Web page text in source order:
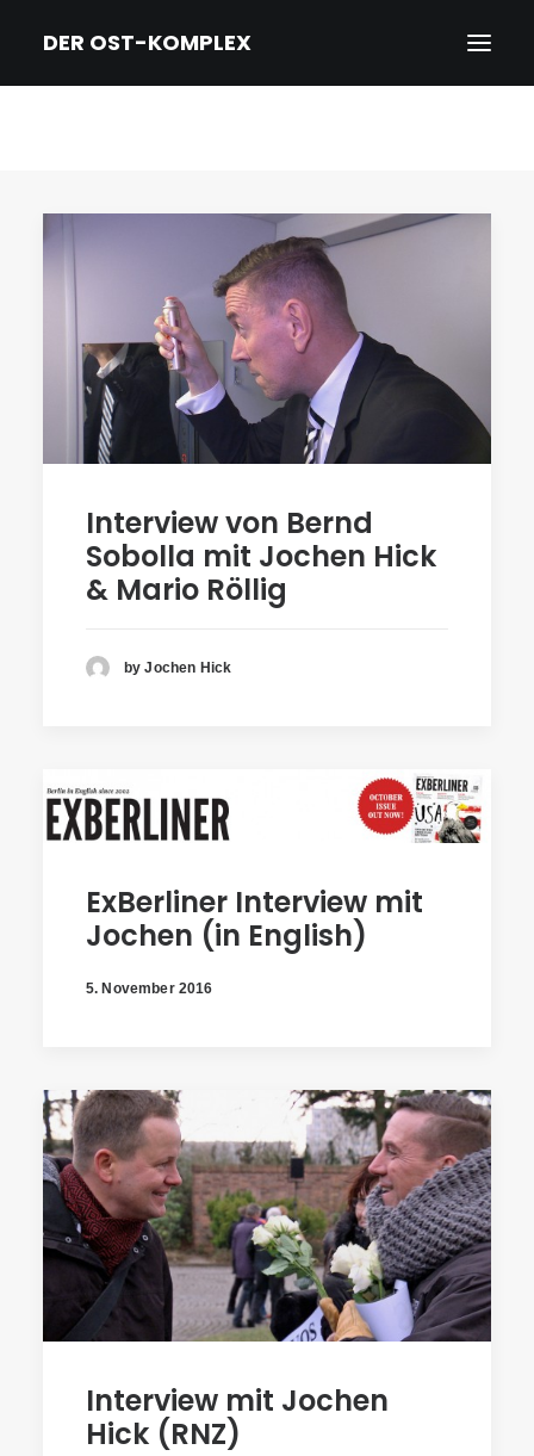
DER OST-KOMPLEX
TRAILER
CREDITS & BIOS
KINO/DVD & KONTAKT
IMPRESSUM/DATENSCHUTZ
Interview von Bernd
Sobolla mit Jochen Hick
& Mario Röllig
by Jochen Hick
ExBerliner Interview mit
Jochen (in English)
5. November 2016
Interview mit Jochen
Hick (RNZ)